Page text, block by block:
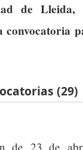
de
convocatoria
(29)
de 23 de